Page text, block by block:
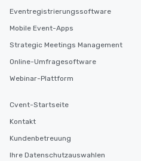
Eventregistrierungssoftware
Mobile Event-Apps
Strategic Meetings Management
Online-Umfragesoftware
Webinar-Plattform
Cvent-Startseite
Kontakt
Kundenbetreuung
Ihre Datenschutzauswahlen